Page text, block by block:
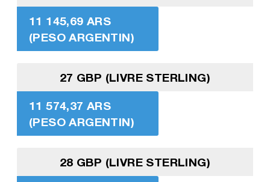
11 145,69 ARS
(PESO ARGENTIN)
27 GBP (LIVRE STERLING)
11 574,37 ARS
(PESO ARGENTIN)
28 GBP (LIVRE STERLING)